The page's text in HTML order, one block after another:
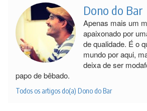
Dono do Bar
Apenas mais um
apaixonado por
de qualidade. É o
mundo por aqui,
deixa de ser
papo de bêbado.
Todos os artigos do(a) Dono do Bar